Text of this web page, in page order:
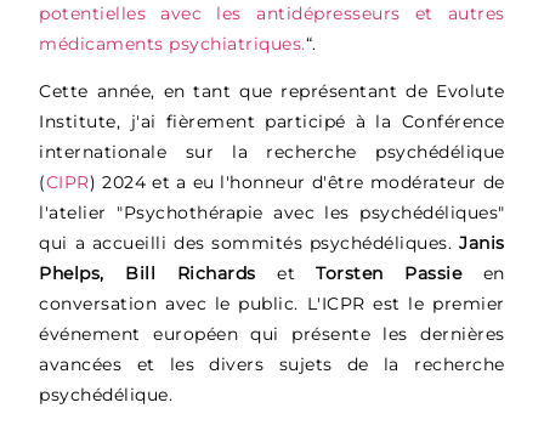
potentielles avec les antidépresseurs et autres
médicaments psychiatriques.“.
Cette année, en tant que représentant de Evolute
Institute, j'ai fièrement participé à la Conférence
internationale sur la recherche psychédélique
(CIPR) 2024 et a eu l'honneur d'être modérateur de
l'atelier "Psychothérapie avec les psychédéliques"
qui a accueilli des sommités psychédéliques.Janis
Phelps, Bill Richards et Torsten Passie en
conversation avec le public. L'ICPR est le premier
événement européen qui présente les dernières
avancées et les divers sujets de la recherche
psychédélique.